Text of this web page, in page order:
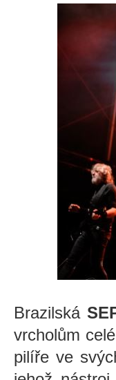
Brazilská
vrcholům
pilíře ve